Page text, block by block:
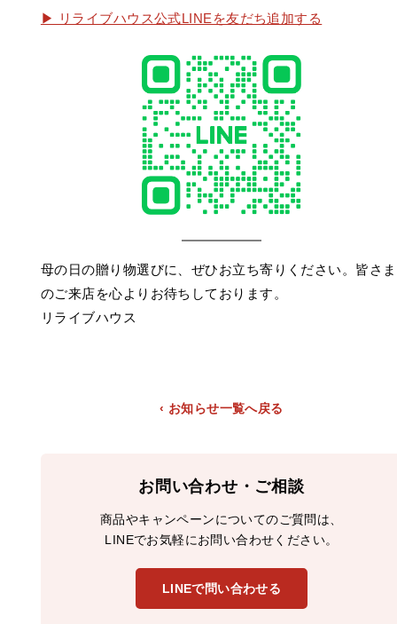
▶ リライブハウス公式LINEを友だち追加する
母の日の贈り物選びに、ぜひお立ち寄りください。皆さま
のご来店を心よりお待ちしております。
リライブハウス
‹ お知らせ一覧へ戻る
お問い合わせ・ご相談
商品やキャンペーンについてのご質問は、
LINEでお気軽にお問い合わせください。
LINEで問い合わせる